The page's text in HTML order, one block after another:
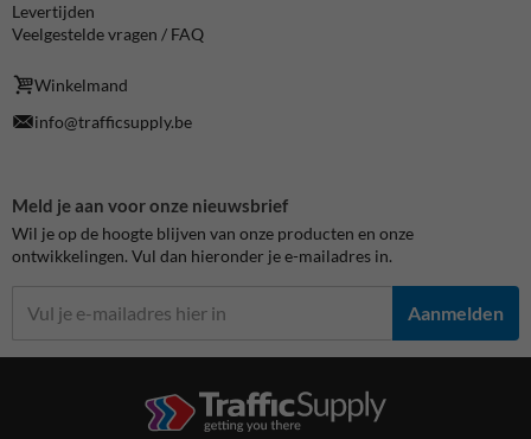
Levertijden
Veelgestelde vragen / FAQ
Winkelmand
info@trafficsupply.be
Meld je aan voor onze nieuwsbrief
Wil je op de hoogte blijven van onze producten en onze
ontwikkelingen. Vul dan hieronder je e-mailadres in.
Aanmelden